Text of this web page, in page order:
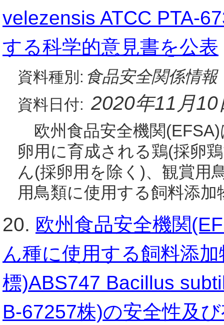
velezensis ATCC
する科学的意見書を公表
資料種別: 食品安全関係情報
資料日付: 2020年11月10
欧州食品安全機関
卵用に育成される鶏(採卵
ん(採卵用を除く)、観賞用
用鳥類に使用する飼料添
20. 欧州食品安全機関
ん種に使用する飼料添
標)ABS747 Bacillus
B-67257株)の安全性及